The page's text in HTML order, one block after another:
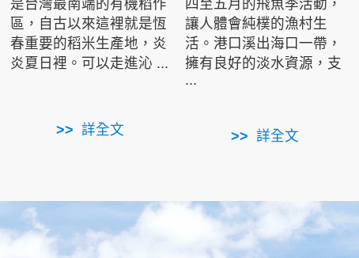
是台灣最南端的有機稻作
區，自古以來這裡就是恆
春重要的稻米生產地，炎
炎夏日裡。可以走進沁 ...
詳全文
四至五月的飛魚季活動，
讓人體會純樸的漁村生
活。港口溪出海口一帶，
擁有良好的淡水資源，支
...
詳全文